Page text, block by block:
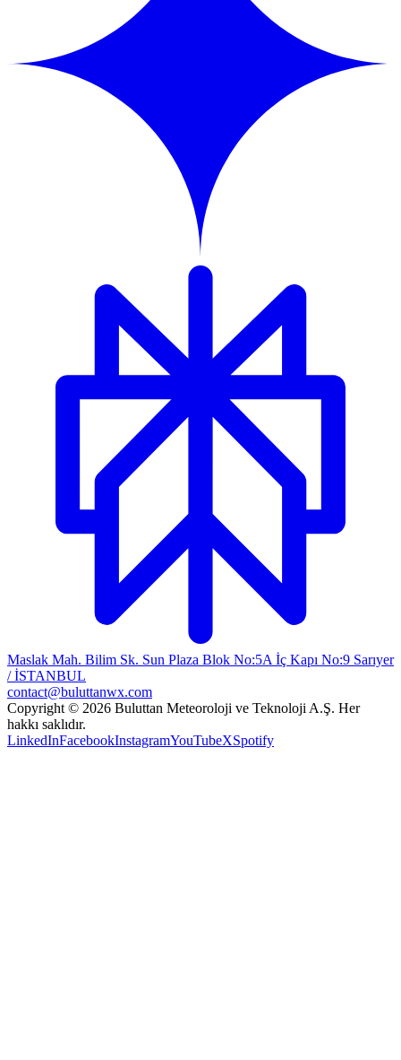
Maslak Mah. Bilim Sk. Sun Plaza Blok No:5A İç Kapı No:9 Sarıyer
/ İSTANBUL
contact@buluttanwx.com
Copyright © 2026 Buluttan Meteoroloji ve Teknoloji A.Ş. Her
hakkı saklıdır.
LinkedInFacebookInstagramYouTubeXSpotify